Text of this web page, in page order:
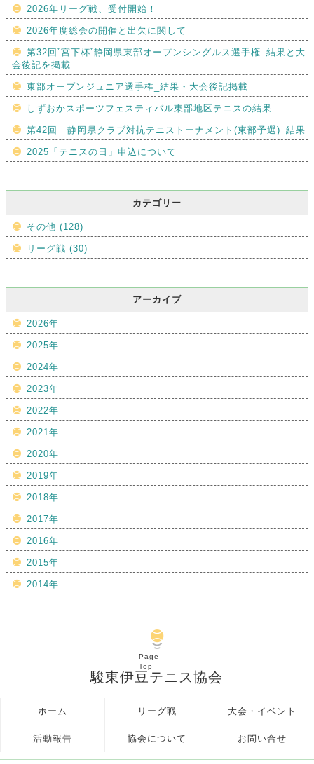
2026年リーグ戦、受付開始！
2026年度総会の開催と出欠に関して
第32回”宮下杯”静岡県東部オープンシングルス選手権_結果と大
会後記を掲載
東部オープンジュニア選手権_結果・大会後記掲載
しずおかスポーツフェスティバル東部地区テニスの結果
第42回 静岡県クラブ対抗テニストーナメント(東部予選)_結果
2025「テニスの日」申込について
カテゴリー
その他 (128)
リーグ戦 (30)
アーカイブ
2026年
2025年
2024年
2023年
2022年
2021年
2020年
2019年
2018年
2017年
2016年
2015年
2014年
駿東伊豆テニス協会
Page
Top
ホーム リーグ戦 大会・イベント
活動報告 協会について お問い合せ